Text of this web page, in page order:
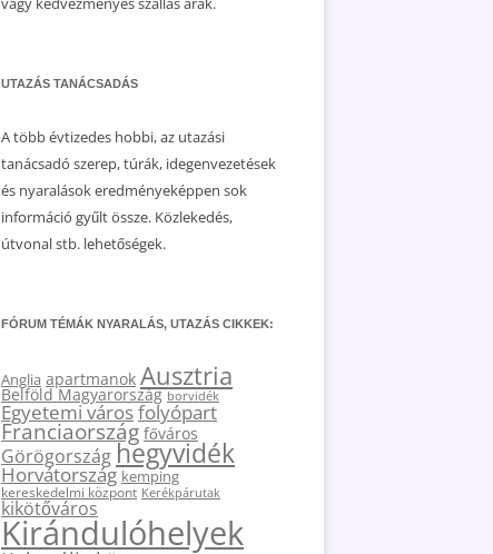
UTAZÁS TANÁCSADÁS
A több évtizedes hobbi, az utazási
tanácsadó szerep, túrák, idegenvezetések
és nyaralások eredményeképpen sok
információ gyűlt össze. Közlekedés,
útvonal stb. lehetőségek.
FÓRUM TÉMÁK NYARALÁS, UTAZÁS CIKKEK:
Anglia apartmanok Ausztria
Belföld Magyarország borvidék
Egyetemi városfolyópart
Franciaország főváros
Görögországhegyvidék
Horvátország kemping
kereskedelmi központ Kerékpárutak
kikötőváros
Kirándulóhelyek